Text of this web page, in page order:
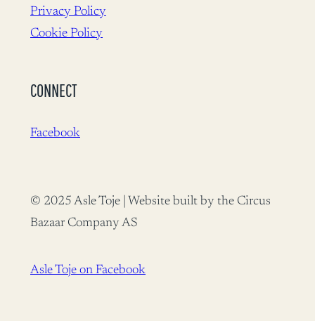
Privacy Policy
Cookie Policy
CONNECT
Facebook
© 2025 Asle Toje | Website built by the Circus
Bazaar Company AS
Asle Toje on Facebook